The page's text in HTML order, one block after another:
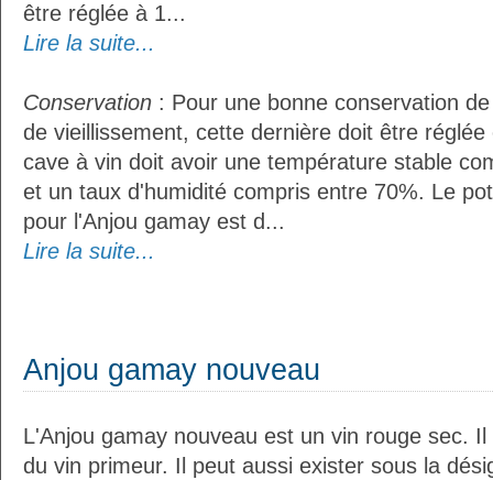
être réglée à 1...
Lire la suite...
Conservation : Pour une bonne conservation
de vieillissement, cette dernière doit être réglée
cave à vin doit avoir une température stable
et un taux d'humidité compris entre 70%. Le
pour l'Anjou gamay est d...
Lire la suite...
Anjou gamay nouveau
L'Anjou gamay nouveau est un vin rouge sec.
du vin primeur. Il peut aussi exister sous la